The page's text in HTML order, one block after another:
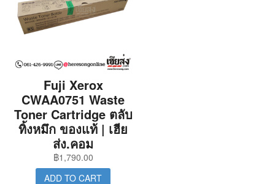
Fuji Xerox
CWAA0751 Waste
Toner Cartridge ตลับ
ทิ้งหมึก ของแท้ | เฮีย
ส่ง.คอม
฿1,790.00
ADD TO CART